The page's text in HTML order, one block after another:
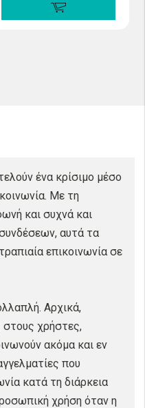
ένα κρίσιμο μέσο
Με τη
και συχνά και
αυτά τα
επικοινωνία σε
Αρχικά,
στους χρήστες,
ακόμα και εν
που
κατά τη διάρκεια
χρήση όταν η